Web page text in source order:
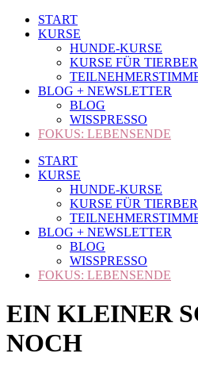
START
KURSE
HUNDE-KURSE
KURSE FÜR
BLOG + NEWSLETTER
BLOG
WISSPRESSO
FOKUS: LEBENSENDE
START
KURSE
HUNDE-KURSE
KURSE FÜR
BLOG + NEWSLETTER
BLOG
WISSPRESSO
FOKUS: LEBENSENDE
EIN KLEINER
NOCH